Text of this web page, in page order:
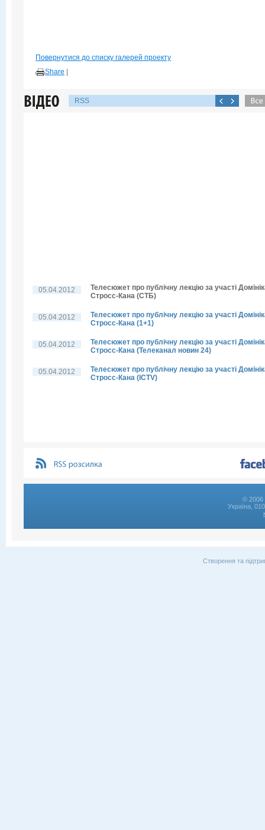
Повернутися до списку галерей проекту
Share
RSS
05.04.2012
Телесюжет про публічну лекцію за участі
Стросс-Кана (СТБ)
05.04.2012
Телесюжет про публічну лекцію за участі
Стросс-Кана (1+1)
05.04.2012
Телесюжет про публічну лекцію за участі
Стросс-Кана (Телеканал новин 24)
05.04.2012
Телесюжет про публічну лекцію за участі
Стросс-Кана (ICTV)
© 2006
Україна,
Створення та